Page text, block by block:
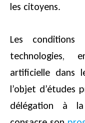
les citoyens.
Les
technologies,
artificielle dans
l’objet d’études
délégation à